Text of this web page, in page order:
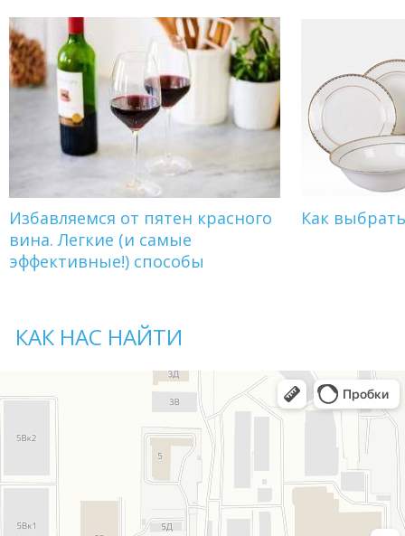
Избавляемся от пятен красного
вина. Легкие (и самые
эффективные!) способы
Как
КАК НАС НАЙТИ